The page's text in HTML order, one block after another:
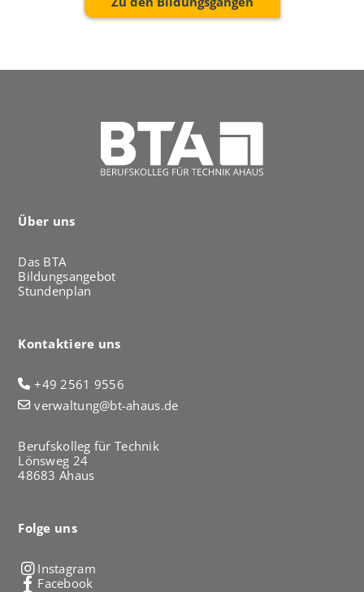
Über uns
Das BTA
Bildungsangebot
Stundenplan
Kontaktiere uns
+49 2561 9556
verwaltung@bt-ahaus.de
Berufskolleg für Technik
Lönsweg 24
48683 Ahaus
Folge uns
Instagram
Facebook